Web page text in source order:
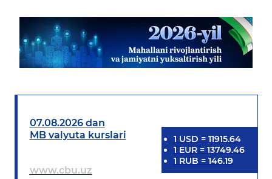
07.08.2026 dan
MB valyuta kurslari
www.cbu.uz
1 USD = 11915.64
1 EUR= 13749.46
1 RUB = 146.19